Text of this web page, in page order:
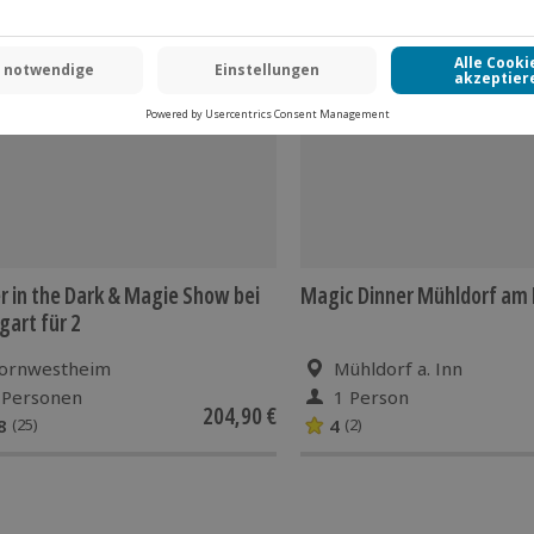
DEAL
in the Dark & Magie Show bei
für 2
(25) 204,90 €
Magic Dinner Mühldorf am
Mühldorf a. Inn
1 Person
4 (2)